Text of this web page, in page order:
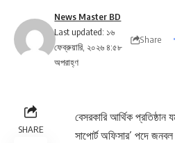
Last updated: ১৬
ফেব্রুয়ারি, ২০২৬ ৪:৫৮
অপরাহ্ণ
News Master BD
Share
SHARE
বেসরকারি আর্থিক
সাপোর্ট অফিসার’ পদে